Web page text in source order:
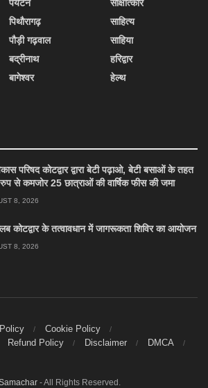
पर्यटन
पिथौरागढ़
पौड़ी गढ़वाल
बद्रीनाथ
बागेश्वर
साक्षात्कार
साहित्य
साहिया
हरिद्वार
हेल्थ
परिषद कोटद्वार द्वारा बेटी पढ़ाओ, बेटी बसाओं के तहत
से कमजोर 25 छात्राओं की वार्षिक फीस की जमा
8, 2026
कोटद्वार के तत्वावधान में जागरूकता शिविर का आयोजन
8, 2026
Cookie Policy
Refund Policy Disclaimer
DMCA
- All Rights Reserved.